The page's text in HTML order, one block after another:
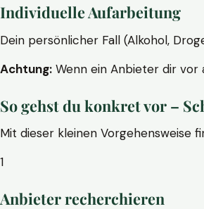
Individuelle Aufarbeitung
Dein persönlicher Fall (Alkohol,
Achtung: Wenn ein Anbieter dir vor
So gehst du konkret vor –
Mit dieser kleinen Vorgehensweise
1
Anbieter recherchieren